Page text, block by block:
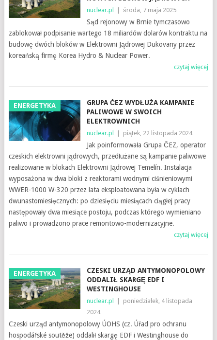
nuclear.pl środa, 7 maja 2025
Sąd rejonowy w Brnie tymczasowo
zablokował podpisanie wartego 18 miliardów dolarów kontraktu na
budowę dwóch bloków w Elektrowni Jądrowej Dukovany przez
koreańską firmę Korea Hydro & Nuclear Power.
czytaj więcej
ENERGETYKA
GRUPA ČEZ WYDŁUŻA KAMPANIE
PALIWOWE W SWOICH
ELEKTROWNICH
nuclear.pl piątek, 22 listopada 2024
Jak poinformowała Grupa ČEZ, operator
czeskich elektrowni jądrowych, przedłużane są kampanie paliwowe
realizowane w blokach Elektrowni Jądrowej Temelín. Instalacja
wyposażona w dwa bloki z reaktorami wodnymi ciśnieniowymi
WWER-1000 W-320 przez lata eksploatowana była w cyklach
dwunastomiesięcznych: po dziesięciu miesiącach ciągłej pracy
następowały dwa miesiące postoju, podczas którego wymieniano
paliwo i prowadzono prace remontowo-modernizacyjne.
czytaj więcej
ENERGETYKA
CZESKI URZĄD ANTYMONOPOLOWY
ODDALIŁ SKARGĘ EDF I
WESTINGHOUSE
nuclear.pl
poniedziałek, 4 listopada
2024
Czeski urząd antymonopolowy ÚOHS (cz. Úřad pro ochranu
hospodářské soutěže) oddalił skargę EDF i Westinghouse do